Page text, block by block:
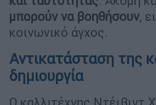
μπορούν να βοηθήσουν,
κοινωνικό άγχος.
Αντικατάσταση της
δημιουργία